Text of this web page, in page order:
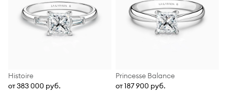
Histoire
от 383 000 руб.
Princesse Balance
от 187 900 руб.